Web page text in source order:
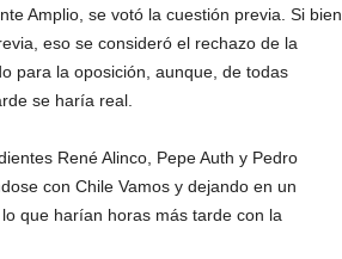
Amplio, se votó la cuestión previa. Si bien
eso se consideró el rechazo de la
para la oposición, aunque, de todas
se haría real.
René Alinco, Pepe Auth y Pedro
con Chile Vamos y dejando en un
que harían horas más tarde con la